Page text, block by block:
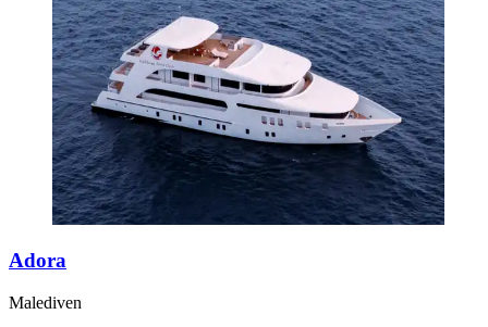
Adora
Malediven